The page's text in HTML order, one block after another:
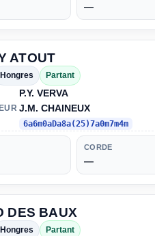
—
ATOUT
Hongres
Partant
P.Y. VERVA
J.M. CHAINEUX
6a6m0aDa8a(25)7a0m7m4m
CORDE
—
DES BAUX
Hongres
Partant